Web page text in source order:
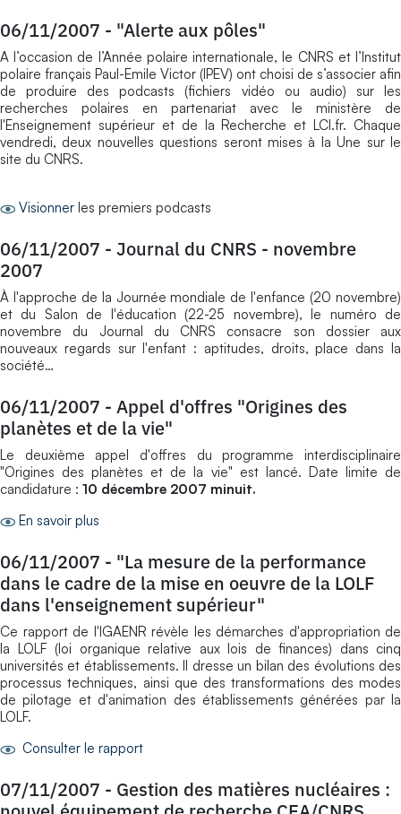
06/11/2007 - "Alerte aux pôles"
A l’occasion de l’Année polaire internationale, le CNRS et l’Institut
polaire français Paul-Emile Victor (IPEV) ont choisi de s’associer afin
de produire des podcasts (fichiers vidéo ou audio) sur les
recherches polaires en partenariat avec le ministère de
l'Enseignement supérieur et de la Recherche et LCI.fr. Chaque
vendredi, deux nouvelles questions seront mises à la Une sur le
site du CNRS.
Visionner les premiers podcasts
06/11/2007 - Journal du CNRS - novembre
2007
À l'approche de la Journée mondiale de l'enfance (20 novembre)
et du Salon de l'éducation (22-25 novembre), le numéro de
novembre du Journal du CNRS consacre son dossier aux
nouveaux regards sur l'enfant : aptitudes, droits, place dans la
société…
06/11/2007 - Appel d'offres "Origines des
planètes et de la vie"
Le deuxième appel d'offres du programme interdisciplinaire
"Origines des planètes et de la vie" est lancé. Date limite de
candidature : 10 décembre 2007 minuit.
En savoir plus
06/11/2007 - "La mesure de la performance
dans le cadre de la mise en oeuvre de la LOLF
dans l'enseignement supérieur"
Ce rapport de l'IGAENR révèle les démarches d'appropriation de
la LOLF (loi organique relative aux lois de finances) dans cinq
universités et établissements. Il dresse un bilan des évolutions des
processus techniques, ainsi que des transformations des modes
de pilotage et d'animation des établissements générées par la
LOLF.
Consulter le rapport
07/11/2007 - Gestion des matières nucléaires :